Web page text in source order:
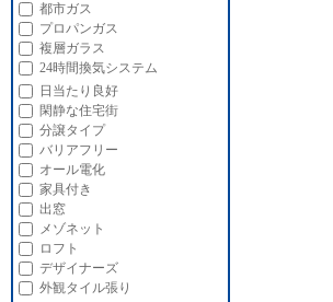
都市ガス
プロパンガス
複層ガラス
24時間換気システム
日当たり良好
閑静な住宅街
分譲タイプ
バリアフリー
オール電化
家具付き
出窓
メゾネット
ロフト
デザイナーズ
外観タイル張り